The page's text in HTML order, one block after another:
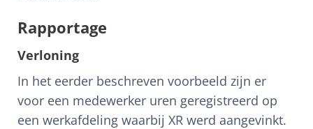
Rapportage
Verloning
In het eerder beschreven voorbeeld zijn er
voor een medewerker uren geregistreerd op
een werkafdeling waarbij XR werd aangevinkt.